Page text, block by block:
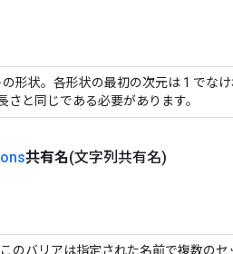
形状。各形状の最初の次元は 1 でな
と同じである必要があります。
共有名(文字列共有名)
のバリアは指定された名前で複数の